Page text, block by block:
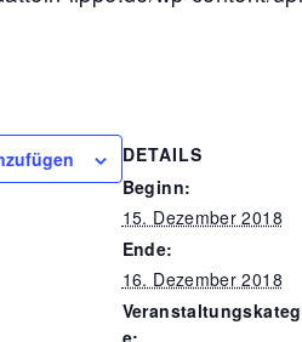
DETAILS
Beginn:
15. Dezember 2018
Ende:
16. Dezember 2018
e: